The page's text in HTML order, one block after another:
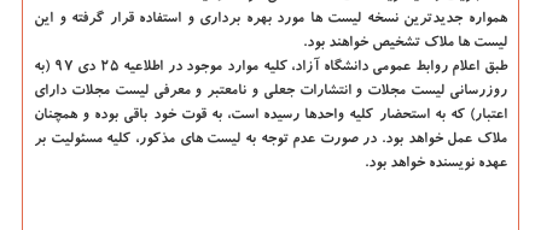
همواره جدیدترین نسخه لیست ها مورد بهره برداری و استفاده قرار گرفته و این
لیست ها ملاك تشخیص خواهند بود.
طبق اعلام روابط عمومی دانشگاه آزاد، كلیه موارد موجود در اطلاعیه ۲۵ دی ۹۷ (به
روزرسانی لیست مجلات و انتشارات جعلی و نامعتبر و معرفی لیست مجلات دارای
اعتبار) كه به استحضار كلیه واحدها رسیده است، به قوت خود باقی بوده و همچنان
ملاك عمل خواهد بود. در صورت عدم توجه به لیست های مذكور، كلیه مسئولیت بر
عهده نویسنده خواهد بود.